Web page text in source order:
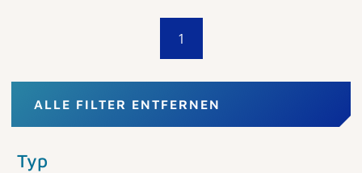
1
ALLE FILTER ENTFERNEN
Typ